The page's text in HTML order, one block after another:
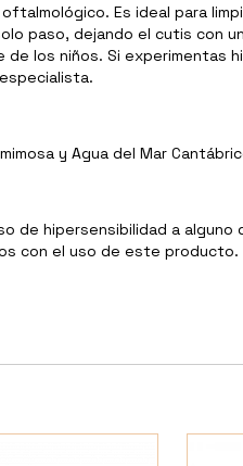
Es ideal para
paso, dejando el cutis con
los niños. Si experimentas
y Agua del Mar
de hipersensibilidad a
con el uso de este producto.